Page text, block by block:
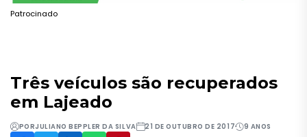
Patrocinado
Três veículos são recuperados
em Lajeado
PORJULIANO BEPPLER DA SILVA 21 DE OUTUBRO DE 2017 9 ANOS